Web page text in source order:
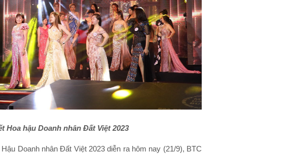
Hoa hậu Doanh nhân Đất Việt 2023
Doanh nhân Đất Việt 2023 diễn ra hôm nay (21/9), BTC